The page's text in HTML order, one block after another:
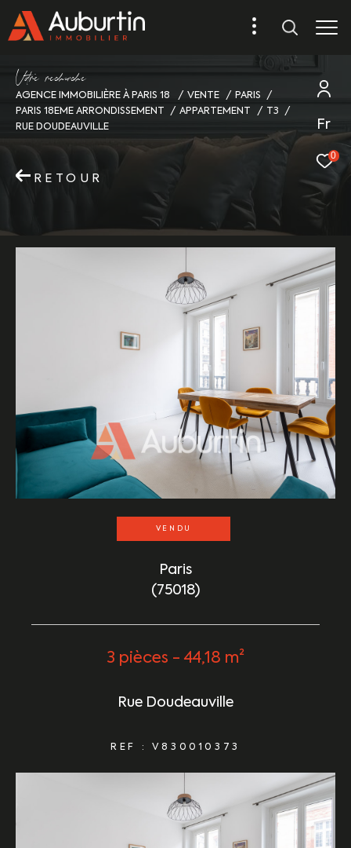
Fr
0
Vore recece
AGENCE IMMOBILIÈRE À PARIS 18 VENTE
PARIS
PARIS 18EME ARRONDISSEMENT
APPARTEMENT
T3
RUE DOUDEAUVILLE
RETOUR
VENDU
Paris
(75018)
3 pièces - 44,18 m²
Rue Doudeauville
REF : V830010373